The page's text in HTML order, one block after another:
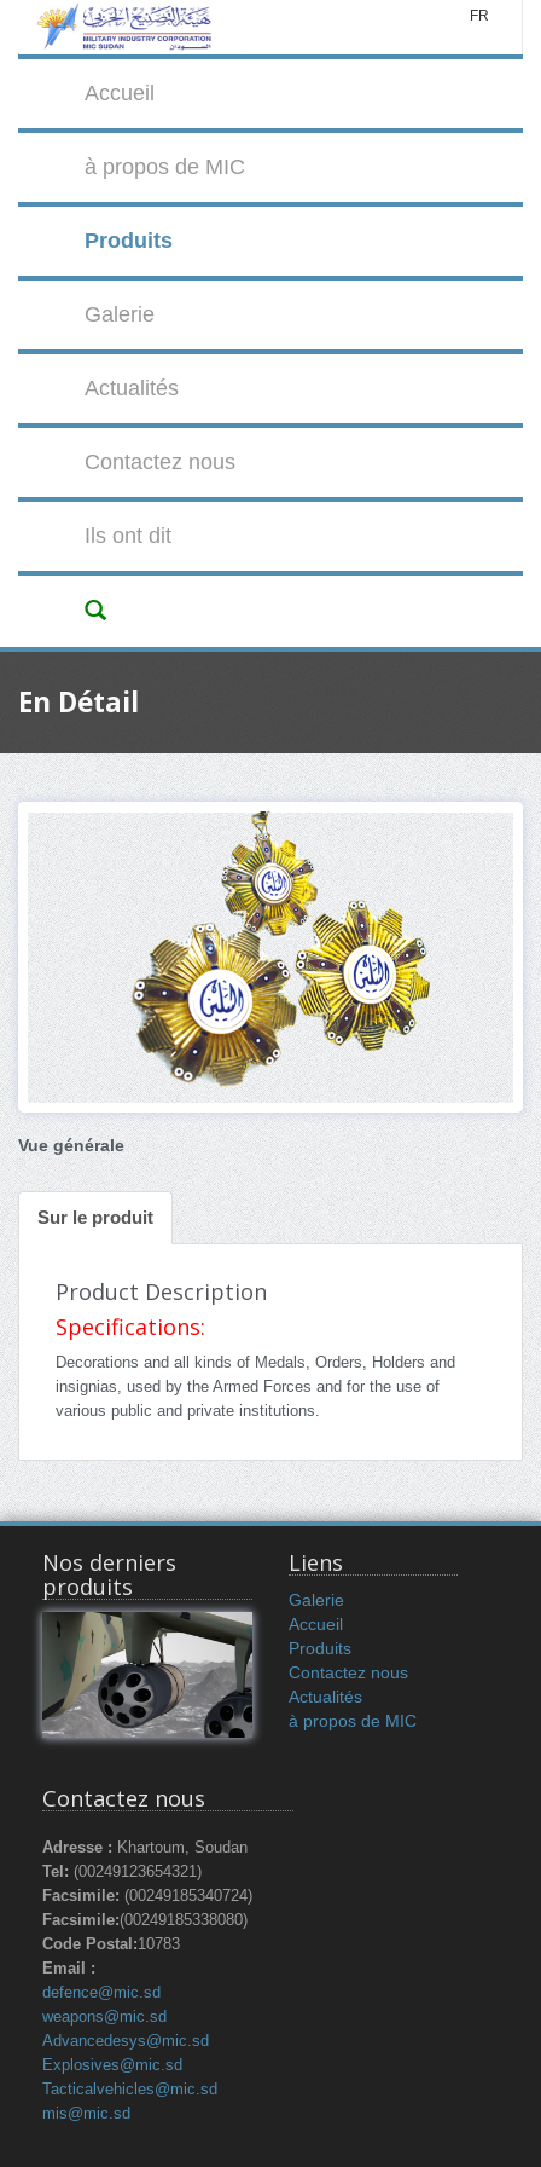
FR
Accueil
à propos de MIC
Produits
Galerie
Actualités
Contactez nous
Ils ont dit
En Détail
Vue générale
Sur le produit
Product Description
Specifications:
Decorations and all kinds of Medals, Orders, Holders and
insignias, used by the Armed Forces and for the use of
various public and private institutions.
Nos derniers
produits
Liens
Galerie
Accueil
Produits
Contactez nous
Actualités
à propos de MIC
Contactez nous
Adresse : Khartoum, Soudan
Tel: (00249123654321)
Facsimile: (00249185340724)
Facsimile:(00249185338080)
Code Postal:10783
Email :
defence@mic.sd
weapons@mic.sd
Advancedesys@mic.sd
Explosives@mic.sd
Tacticalvehicles@mic.sd
mis@mic.sd